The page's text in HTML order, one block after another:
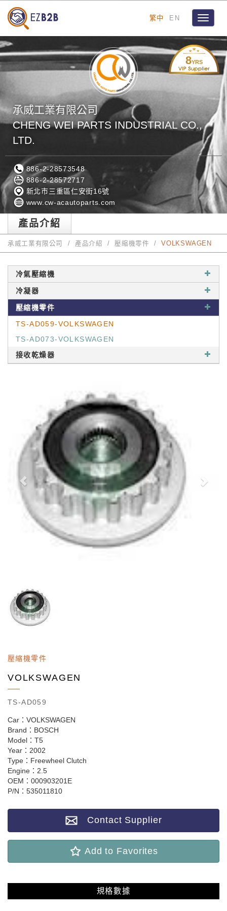
繁中 EN
Toggle
8YRS
承威工業有限公司
CHENG WEI PARTS INDUSTRIAL CO.,
LTD.
886-2-28573548
886-2-28572717
新北市三重區仁安街16號
www.cw-acautoparts.com
產品介紹
承威工業有限公司 產品介紹 壓縮機零件 VOLKSWAGEN
冷氣壓縮機
冷凝器
壓縮機零件
TS-AD059-VOLKSWAGEN
TS-AD073-VOLKSWAGEN
接收乾燥器
壓縮機零件
VOLKSWAGEN
TS-AD059
Car：VOLKSWAGEN
Brand：BOSCH
Model：T5
Year：2002
Type：Freewheel Clutch
Engine：2.5
OEM：000903201E
P/N：535011810
Contact Supplier
Add to Favorites
規格數據